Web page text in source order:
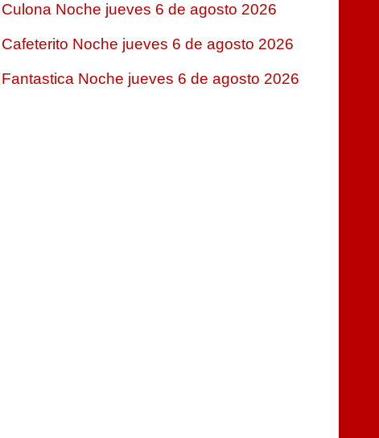
Culona Noche jueves 6 de agosto 2026
Cafeterito Noche jueves 6 de agosto 2026
Fantastica Noche jueves 6 de agosto 2026